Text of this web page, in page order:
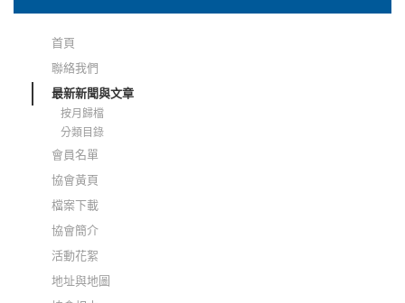
首頁
聯絡我們
最新新聞與文章
按月歸檔
分類目錄
會員名單
協會黃頁
檔案下載
協會簡介
活動花絮
地址與地圖